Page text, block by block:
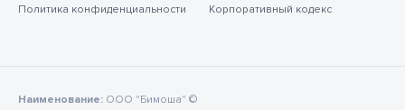
Политика конфиденциальности
Корпоративный кодекс
Наименование: ООО "Бимоша" ©